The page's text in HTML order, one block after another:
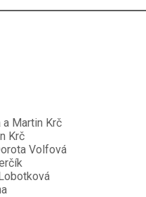
a Martin Krč
Krč
Volfová